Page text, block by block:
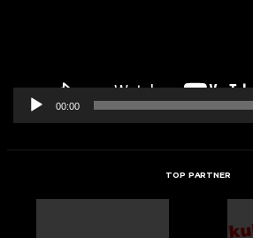
00:00
TOP PARTNER